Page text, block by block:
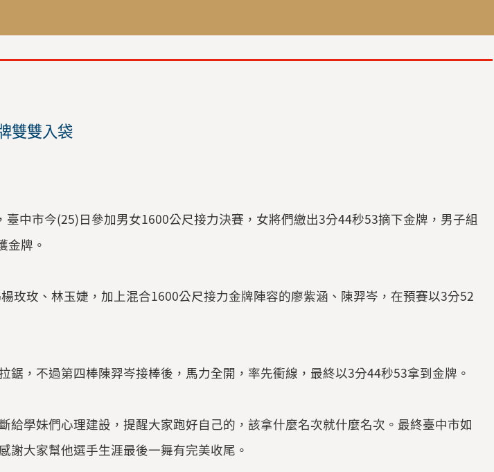
雙雙入袋
中市今(25)日參加男女1600公尺接力決賽，女將們繳出3分44秒53摘下金牌，男子組
金牌。
玫玫、林玉婕，加上混合1600公尺接力金牌陣容的廖紫涵、陳羿岑，在預賽以3分52
鋸，不過第四棒陳羿岑接棒後，馬力全開，率先衝線，最終以3分44秒53拿到金牌。
給學妹們心理建設，提醒大家跑好自己的，該拿什麼名次就什麼名次。最終臺中市如
謝大家幫他選手生涯最後一舞有完美收尾。